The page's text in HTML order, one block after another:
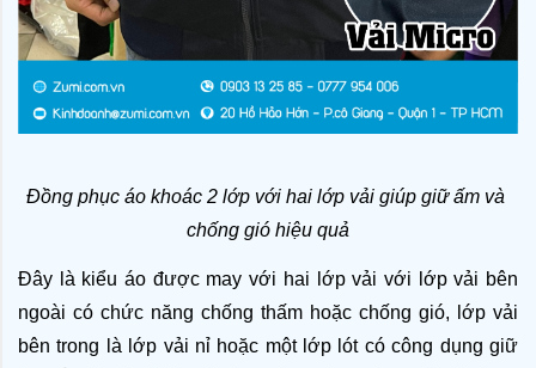
Đồng phục áo khoác 2 lớp với hai lớp vải giúp giữ ấm và
chống gió hiệu quả
Đây là kiểu áo được may với hai lớp vải với lớp vải bên
ngoài có chức năng chống thấm hoặc chống gió, lớp vải
bên trong là lớp vải nỉ hoặc một lớp lót có công dụng giữ